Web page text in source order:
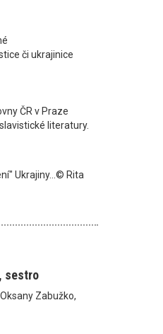
či ukrajinice
ČR v Praze
literatury.
Ukrajiny...© Rita
sestro
Zabužko,